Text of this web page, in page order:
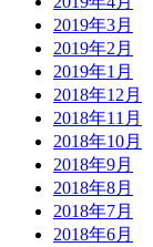
2019年3月
2019年2月
2019年1月
2018年12月
2018年11月
2018年10月
2018年9月
2018年8月
2018年7月
2018年6月